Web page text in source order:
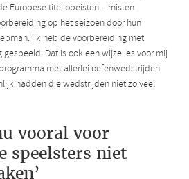
Europese titel opeisten – misten
op het seizoen door hun
‘Ik heb de voorbereiding met
Dat is ook een wijze les voor mij
met allerlei oefenwedstrijden
hadden die wedstrijden niet zo veel
vooral voor
speelsters niet